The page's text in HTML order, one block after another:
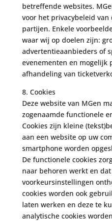
betreffende websites.
voor het privacybeleid
partijen. Enkele
waar wij op doelen zijn:
advertentieaanbieders of
evenementen en mogelijk
afhandeling van
8. Cookies
Deze website van MGen
zogenaamde functionele
Cookies zijn kleine
aan een website op uw
smartphone worden
De functionele cookies
naar behoren werkt en
voorkeursinstellingen
cookies worden ook
laten werken en deze te
analytische cookies